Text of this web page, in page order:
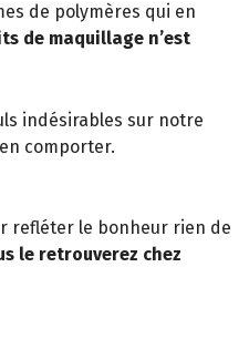
de polymères qui en
de maquillage n’est
indésirables sur notre
comporter.
refléter le bonheur rien de
le retrouverez chez